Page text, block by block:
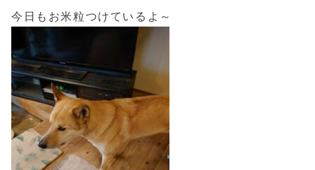
今日もお米粒つけているよ～